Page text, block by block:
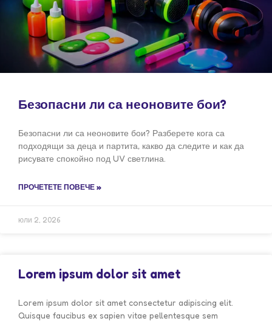
Безопасни ли са неоновите бои?
Безопасни ли са неоновите бои? Разберете кога са
подходящи за деца и партита, какво да следите и как да
рисувате спокойно под UV светлина.
ПРОЧЕТЕТЕ ПОВЕЧЕ »
юли 2, 2026
Lorem ipsum dolor sit amet
Lorem ipsum dolor sit amet consectetur adipiscing elit.
Quisque faucibus ex sapien vitae pellentesque sem